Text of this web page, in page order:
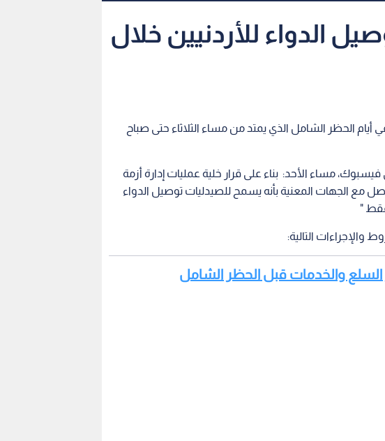
الدواء للأردنيين خلال
الحظر الشامل الذي يمتد من مساء الثلاثاء حتى صباح
مساء الأحد: بناء على قرار خلية عمليات إدارة أزمة
مع الجهات المعنية بأنه يسمح للصيدليات توصيل الدواء
فقط "
التالية:
السلع والخدمات قبل الحظر الشامل